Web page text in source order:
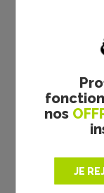
nos
JE